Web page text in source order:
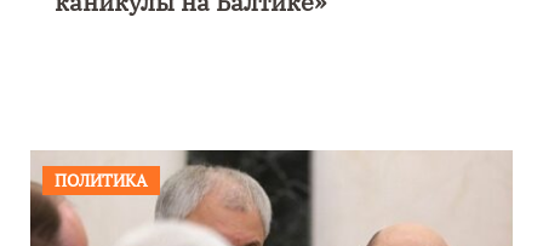
ПОЛИТИКА